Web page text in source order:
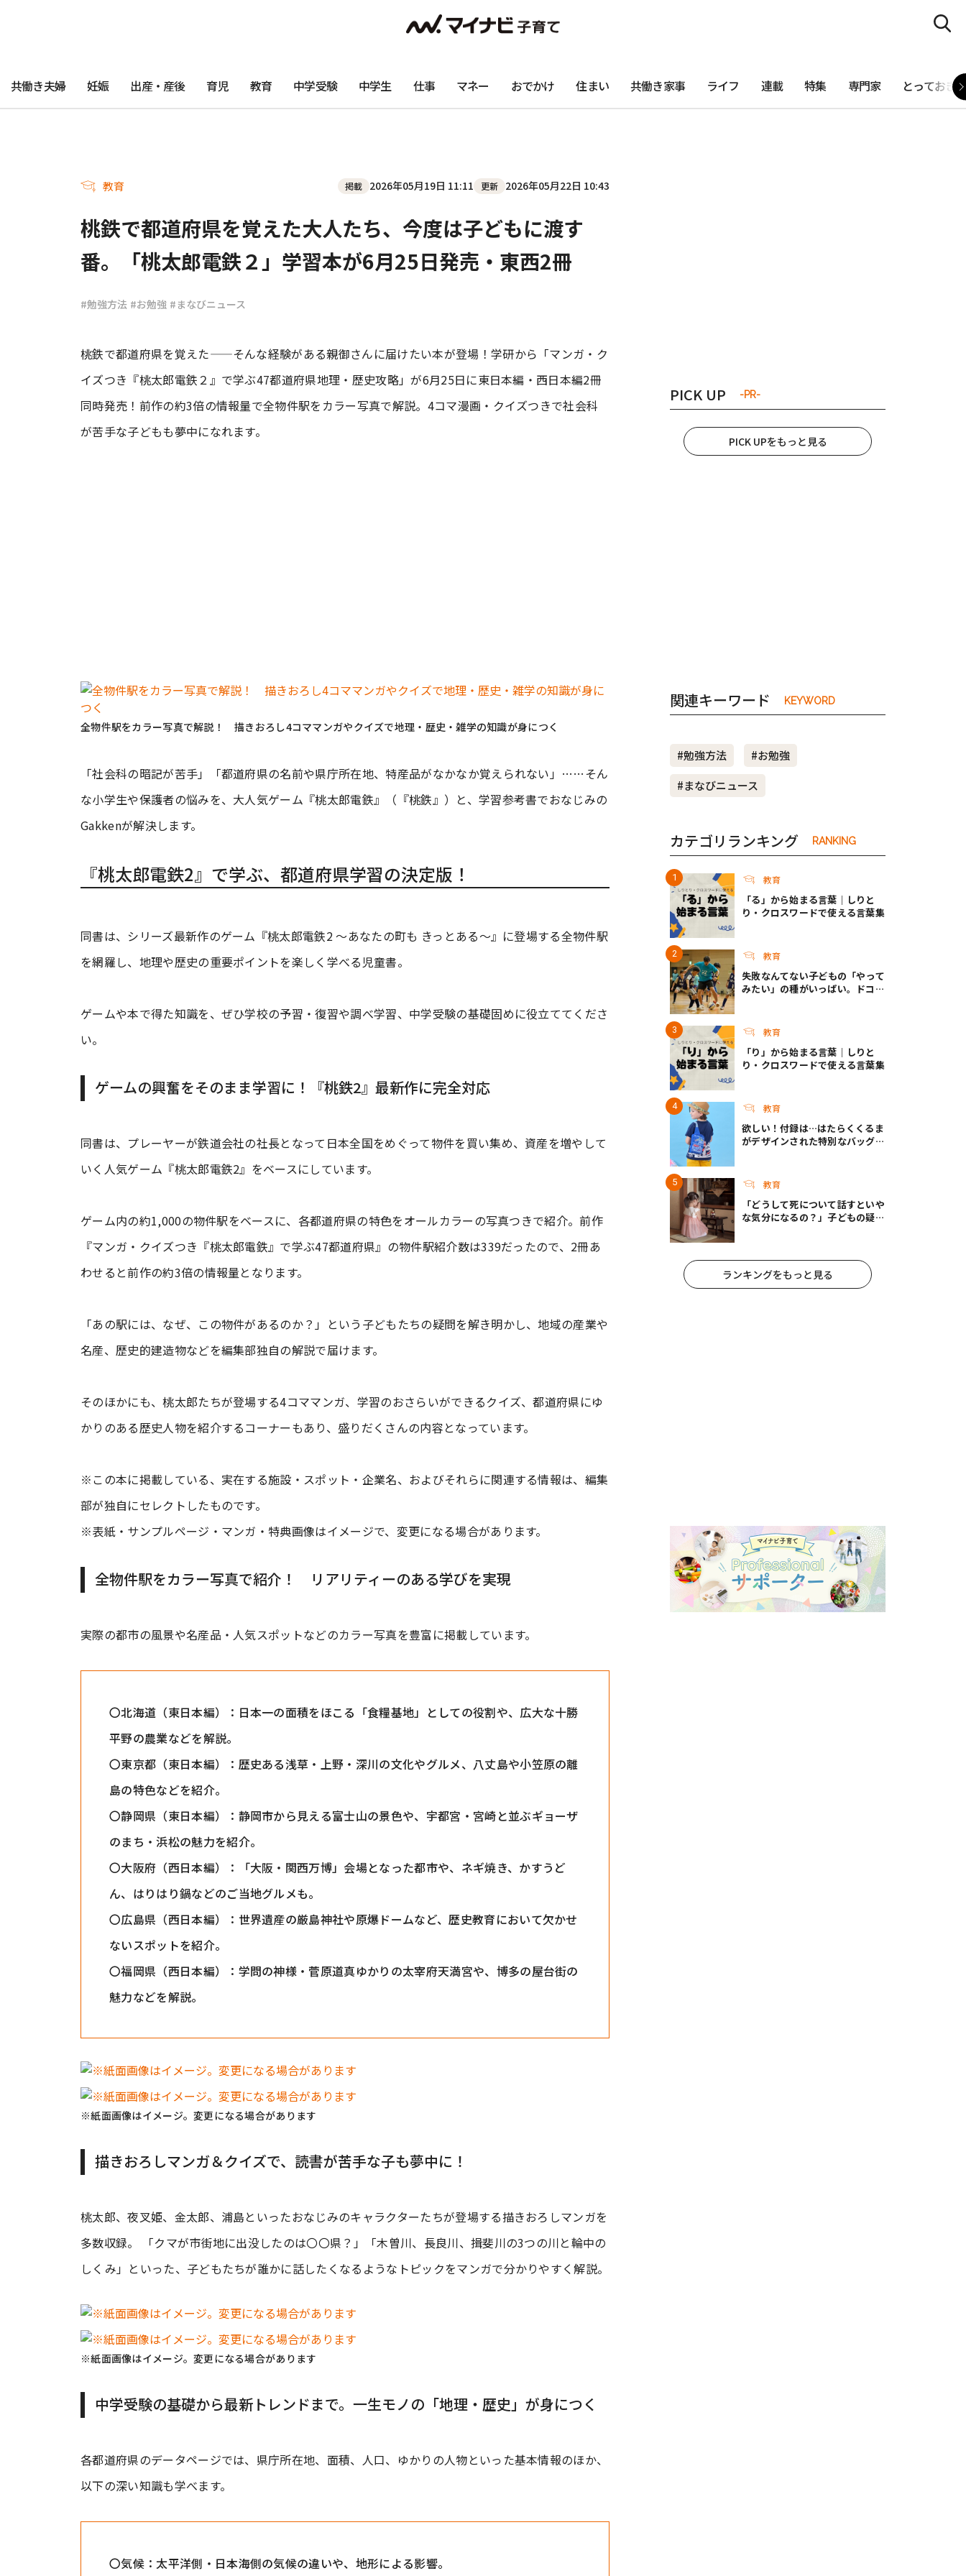
#渡邊大地の令和的ワーパパ道
共働き夫婦 妊娠 出産・産後 育児 教育 中学受験 中学生 仕事 マネー おでかけ 住まい 共働き家事 ライフ 連載 特集 専門家 とっておき
教育 掲載 2026年05月19日 11:11 更新 2026年05月22日 10:43
桃鉄で都道府県を覚えた大人たち、今度は子どもに渡す
番。「桃太郎電鉄２」学習本が6月25日発売・東西2冊
#勉強方法 #お勉強 #まなびニュース
桃鉄で都道府県を覚えた——そんな経験がある親御さんに届けたい本が登場！学研から「マンガ・ク
イズつき『桃太郎電鉄２』で学ぶ47都道府県地理・歴史攻略」が6月25日に東日本編・西日本編2冊
同時発売！前作の約3倍の情報量で全物件駅をカラー写真で解説。4コマ漫画・クイズつきで社会科
が苦手な子どもも夢中になれます。
全物件駅をカラー写真で解説！ 描きおろし4コママンガやクイズで地理・歴史・雑学の知識が身につく
「社会科の暗記が苦手」「都道府県の名前や県庁所在地、特産品がなかなか覚えられない」……そん
な小学生や保護者の悩みを、大人気ゲーム『桃太郎電鉄』（『桃鉄』）と、学習参考書でおなじみの
Gakkenが解決します。
『桃太郎電鉄2』で学ぶ、都道府県学習の決定版！
同書は、シリーズ最新作のゲーム『桃太郎電鉄2 〜あなたの町も きっとある〜』に登場する全物件駅
を網羅し、地理や歴史の重要ポイントを楽しく学べる児童書。
ゲームや本で得た知識を、ぜひ学校の予習・復習や調べ学習、中学受験の基礎固めに役立ててくださ
い。
ゲームの興奮をそのまま学習に！『桃鉄2』最新作に完全対応
同書は、プレーヤーが鉄道会社の社長となって日本全国をめぐって物件を買い集め、資産を増やして
いく人気ゲーム『桃太郎電鉄2』をベースにしています。
ゲーム内の約1,000の物件駅をベースに、各都道府県の特色をオールカラーの写真つきで紹介。前作
『マンガ・クイズつき『桃太郎電鉄』で学ぶ47都道府県』の物件駅紹介数は339だったので、2冊あ
わせると前作の約3倍の情報量となります。
「あの駅には、なぜ、この物件があるのか？」という子どもたちの疑問を解き明かし、地域の産業や
名産、歴史的建造物などを編集部独自の解説で届けます。
そのほかにも、桃太郎たちが登場する4コママンガ、学習のおさらいができるクイズ、都道府県にゆ
かりのある歴史人物を紹介するコーナーもあり、盛りだくさんの内容となっています。
※この本に掲載している、実在する施設・スポット・企業名、およびそれらに関連する情報は、編集
部が独自にセレクトしたものです。
※表紙・サンプルページ・マンガ・特典画像はイメージで、変更になる場合があります。
全物件駅をカラー写真で紹介！ リアリティーのある学びを実現
実際の都市の風景や名産品・人気スポットなどのカラー写真を豊富に掲載しています。
〇北海道（東日本編）：日本一の面積をほこる「食糧基地」としての役割や、広大な十勝
平野の農業などを解説。
〇東京都（東日本編）：歴史ある浅草・上野・深川の文化やグルメ、八丈島や小笠原の離
島の特色などを紹介。
〇静岡県（東日本編）：静岡市から見える富士山の景色や、宇都宮・宮崎と並ぶギョーザ
のまち・浜松の魅力を紹介。
〇大阪府（西日本編）：「大阪・関西万博」会場となった都市や、ネギ焼き、かすうど
ん、はりはり鍋などのご当地グルメも。
〇広島県（西日本編）：世界遺産の厳島神社や原爆ドームなど、歴史教育において欠かせ
ないスポットを紹介。
〇福岡県（西日本編）：学問の神様・菅原道真ゆかりの太宰府天満宮や、博多の屋台街の
魅力などを解説。
※紙面画像はイメージ。変更になる場合があります
描きおろしマンガ＆クイズで、読書が苦手な子も夢中に！
桃太郎、夜叉姫、金太郎、浦島といったおなじみのキャラクターたちが登場する描きおろしマンガを
多数収録。 「クマが市街地に出没したのは〇〇県？」「木曽川、長良川、揖斐川の3つの川と輪中の
しくみ」といった、子どもたちが誰かに話したくなるようなトピックをマンガで分かりやすく解説。
※紙面画像はイメージ。変更になる場合があります
中学受験の基礎から最新トレンドまで。一生モノの「地理・歴史」が身につく
各都道府県のデータページでは、県庁所在地、面積、人口、ゆかりの人物といった基本情報のほか、
以下の深い知識も学べます。
〇気候：太平洋側・日本海側の気候の違いや、地形による影響。
PICK UP -PR-
PICK UPをもっと見る
関連キーワード KEYWORD
#勉強方法
#お勉強
#まなびニュース
カテゴリランキング RANKING
教育
「る」から始まる言葉｜しりと
り・クロスワードで使える言葉集
教育
失敗なんてない――子どもの「やって
みたい」の種がいっぱい。ドコモ
教育
「り」から始まる言葉｜しりと
り・クロスワードで使える言葉集
教育
欲しい！付録は…はたらくくるま
がデザインされた特別なバッグ！
教育
「どうして死について話すといや
な気分になるの？」子どもの疑問
ランキングをもっと見る